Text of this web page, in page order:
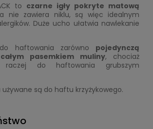
to czarne igły pokryte matową
nie zawiera niklu, są więc idealnym
Duże ucho ułatwia nawlekanie
haftowania zarówno pojedynczą
pasemkiem muliny, chociaż
do haftowania grubszym
używane są do haftu krzyżykowego.